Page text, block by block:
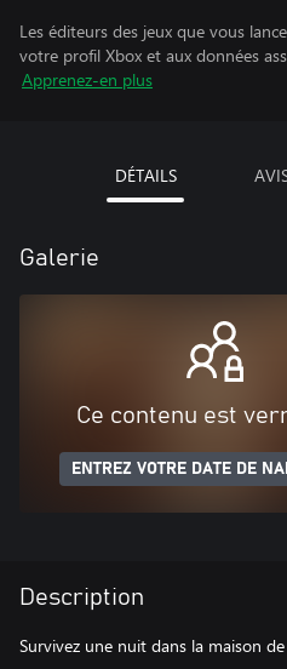
Les éditeurs des jeux que vous
votre profil Xbox et aux données
Apprenez-en plus
DÉTAILS
Galerie
Ce contenu est
ENTREZ VOTRE DATE DE
Description
Survivez une nuit dans la maison